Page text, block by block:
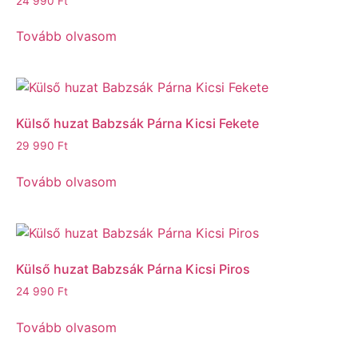
Tovább olvasom
Külső huzat Babzsák Párna Kicsi Fekete
29 990 Ft
Tovább olvasom
Külső huzat Babzsák Párna Kicsi Piros
24 990 Ft
Tovább olvasom